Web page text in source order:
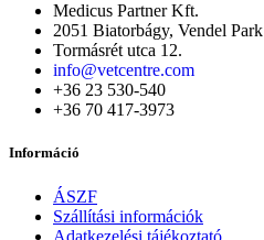
Medicus Partner Kft.
2051 Biatorbágy, Vendel Park
Tormásrét utca 12.
info@vetcentre.com
+36 23 530-540
+36 70 417-3973
Információ
ÁSZF
Szállítási információk
Adatkezelési tájékoztató